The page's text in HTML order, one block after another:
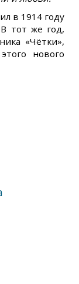
в 1914 году
тот же год,
«Чётки»,
нового